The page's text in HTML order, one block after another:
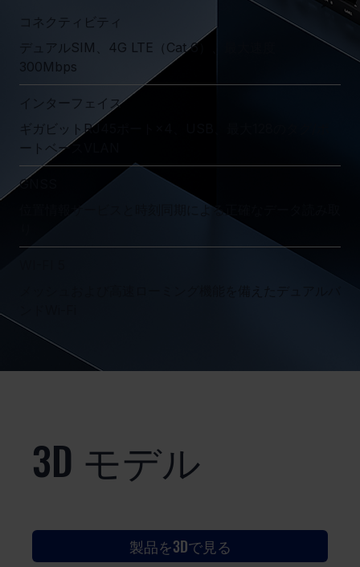
コネクティビティ
デュアルSIM、4G LTE（Cat 6）、最大速度
300Mbps
インターフェイス
ギガビットRJ45ポート×4、USB、最大128のタグ/ポ
ートベースVLAN
GNSS
位置情報サービスと時刻同期による正確なデータ読み取
3D モデル
製品を3Dで見る